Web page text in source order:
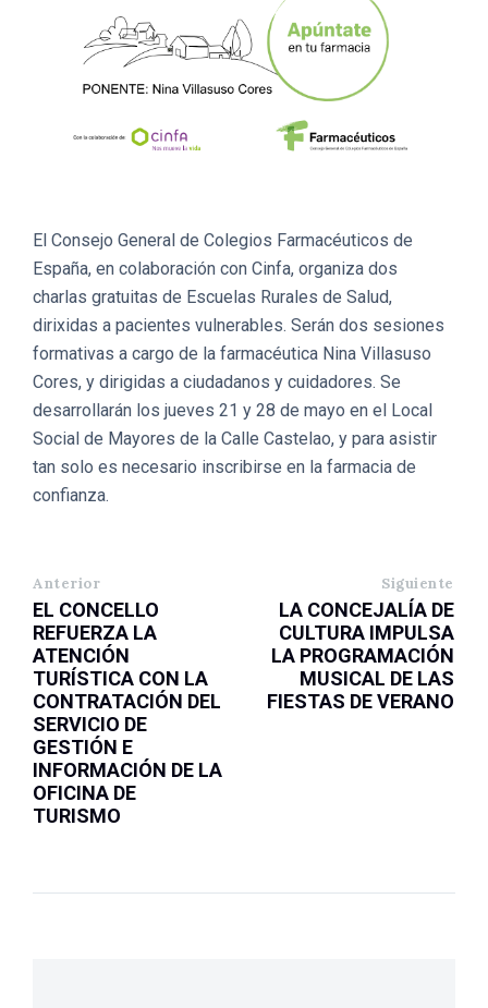
El Consejo General de Colegios Farmacéuticos de
España, en colaboración con Cinfa, organiza dos
charlas gratuitas de Escuelas Rurales de Salud,
dirixidas a pacientes vulnerables. Serán dos sesiones
formativas a cargo de la farmacéutica Nina Villasuso
Cores, y dirigidas a ciudadanos y cuidadores. Se
desarrollarán los jueves 21 y 28 de mayo en el Local
Social de Mayores de la Calle Castelao, y para asistir
tan solo es necesario inscribirse en la farmacia de
confianza.
Anterior
EL CONCELLO
REFUERZA LA
ATENCIÓN
TURÍSTICA CON LA
CONTRATACIÓN DEL
SERVICIO DE
GESTIÓN E
INFORMACIÓN DE LA
OFICINA DE
TURISMO
Siguiente
LA CONCEJALÍA DE
CULTURA IMPULSA
LA PROGRAMACIÓN
MUSICAL DE LAS
FIESTAS DE VERANO